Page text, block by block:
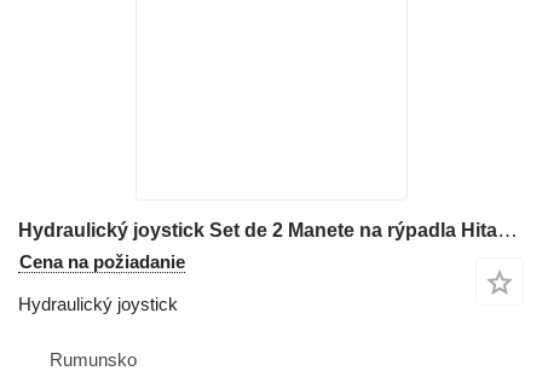
Hydraulický joystick Set de 2 Manete na rýpadla Hitachi EX750
Cena na požiadanie
Hydraulický joystick
Rumunsko